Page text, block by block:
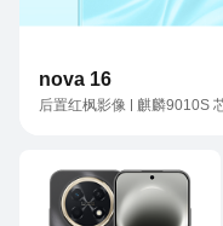
nova 16
后置红枫影像 麒麟9010S